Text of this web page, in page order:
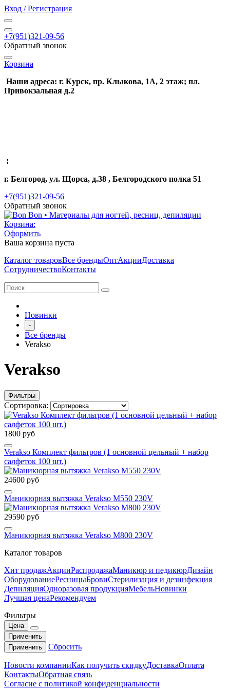
Вход / Регистрация
+7(951)321-09-56
Обратный звонок
Корзина
Наши адреса: г. Курск, пр. Клыкова, 1А, 2 этаж; пл.
Привокзальная д.2
;
г. Белгород, ул. Щорса, д.38 , Белгородского полка 51
+7(951)321-09-56
Обратный звонок
Корзина:
Оформить
Ваша корзина пуста
Каталог товаровВсе брендыОптАкцииДоставка
СотрудничествоКонтакты
Новинки
-
Все бренды
Verakso
Verakso
Фильтры
Сортировка:
1800 руб
Verakso Комплект фильтров (1 основной цельный + набор
салфеток 100 шт.)
24600 руб
Маникюрная вытяжка Verakso M550 230V
29590 руб
Маникюрная вытяжка Verakso M800 230V
Каталог товаров
Хит продажАкцииРаспродажаМаникюр и педикюрДизайн
ОборудованиеРесницыБровиСтерилизация и дезинфекция
ДепиляцияОдноразовая продукцияМебельНовинки
Лучшая ценаРекомендуем
Фильтры
Цена
Применить
Применить
Сбросить
Новости компанииКак получить скидкуДоставкаОплата
КонтактыОбратная связь
Согласие с политикой конфиденциальности